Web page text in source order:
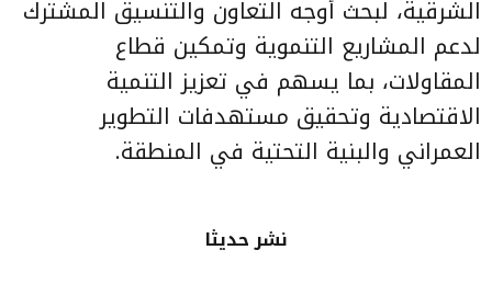
الشرقية، لبحث أوجه التعاون والتنسيق المشترك
لدعم المشاريع التنموية وتمكين قطاع
المقاولات، بما يسهم في تعزيز التنمية
الاقتصادية وتحقيق مستهدفات التطوير
العمراني والبنية التحتية في المنطقة.
نشر حديثا